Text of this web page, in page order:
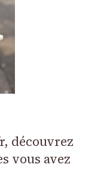
découvrez
vous avez